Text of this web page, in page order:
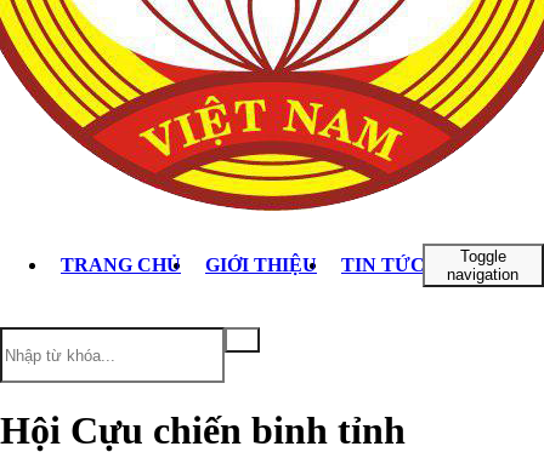
TRANG CHỦ GIỚI THIỆU TIN TỨC - SỰ KIỆN
Toggle
navigation
Hội Cựu chiến binh tỉnh